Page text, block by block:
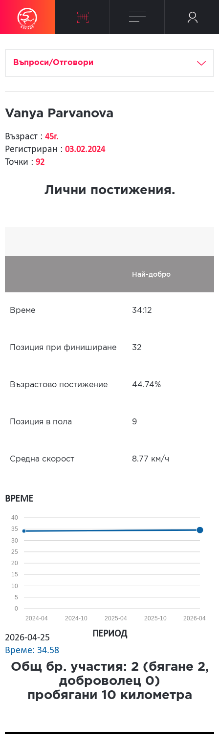
Въпроси/Отговори
Vanya Parvanova
Възраст : 45г.
Регистриран : 03.02.2024
Точки : 92
Лични постижения.
Най-добро
Време 34:12
Позиция при финиширане 32
Възрастово постижение 44.74%
Позиция в пола 9
Средна скорост 8.77 км/ч
ВРЕМЕ
0
5
10
15
20
25
30
35
40
2026-04
2025-10
2025-04
2024-10
2024-04
2026-04-25
Време: 34.58
ПЕРИОД
Общ бр. участия: 2 (бягане 2,
доброволец 0)
пробягани 10 километра